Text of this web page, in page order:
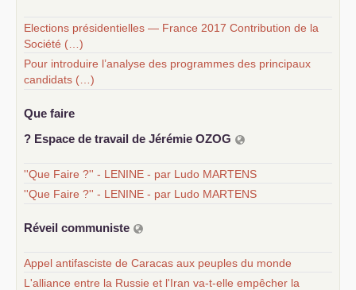
Elections présidentielles — France 2017 Contribution de la
Société (…)
Pour introduire l’analyse des programmes des principaux
candidats (…)
Que faire
? Espace de travail de Jérémie OZOG
''Que Faire ?'' - LENINE - par Ludo MARTENS
''Que Faire ?'' - LENINE - par Ludo MARTENS
Réveil communiste
Appel antifasciste de Caracas aux peuples du monde
L'alliance entre la Russie et l'Iran va-t-elle empêcher la